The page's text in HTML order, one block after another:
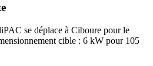
se déplace à Ciboure pour le
cible : 6 kW pour 105